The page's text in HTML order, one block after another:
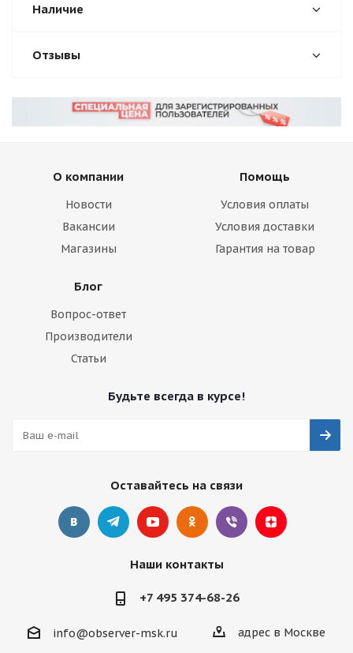
Наличие
Отзывы
О компании
Новости
Вакансии
Магазины
Помощь
Условия оплаты
Условия доставки
Гарантия на товар
Блог
Вопрос-ответ
Производители
Статьи
Будьте всегда в курсе!
Оставайтесь на связи
Наши контакты
+7 495 374-68-26
info@observer-msk.ru адрес в Москве